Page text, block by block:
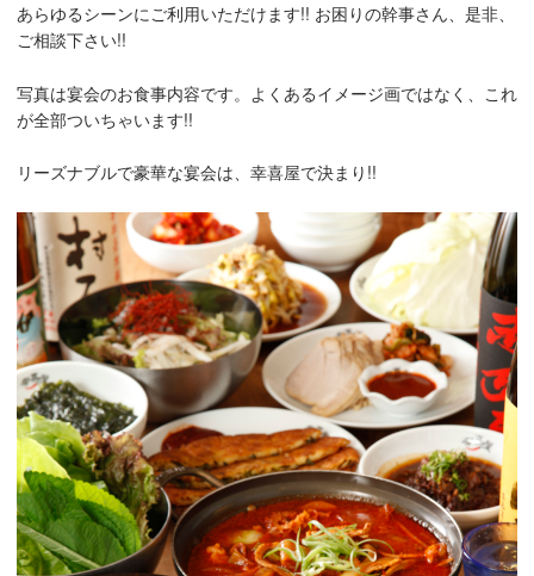
あらゆるシーンにご利用いただけます!! お困りの幹事さん、是非、
ご相談下さい!!
写真は宴会のお食事内容です。よくあるイメージ画ではなく、これ
が全部ついちゃいます!!
リーズナブルで豪華な宴会は、幸喜屋で決まり!!